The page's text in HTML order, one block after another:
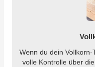
Wenn du dein
volle Kontrolle über